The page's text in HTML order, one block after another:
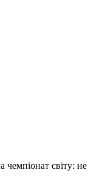
чемпіонат світу: не